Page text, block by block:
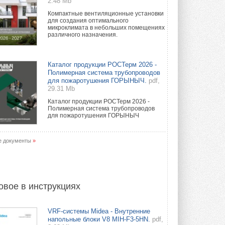
Компактные вентиляционные установки
для создания оптимального
микроклимата в небольших помещениях
различного назначения.
Каталог продукции РОСТерм 2026 -
Полимерная система трубопроводов
для пожаротушения ГОРЫНЫЧ.
pdf,
29.31 Mb
Каталог продукции РОСТерм 2026 -
Полимерная система трубопроводов
для пожаротушения ГОРЫНЫЧ
документы »
в инструкциях
VRF-системы Midea - Внутренние
напольные блоки V8 MIH-F3-5HN. pdf,